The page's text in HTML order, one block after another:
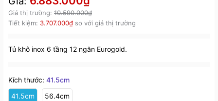
Giá thị trường: 10.590.000₫
Tiết kiệm: 3.707.000₫ so với giá thị trường
Tủ khô inox 6 tầng 12 ngăn Eurogold.
Kích thước: 41.5cm
41.5cm
56.4cm